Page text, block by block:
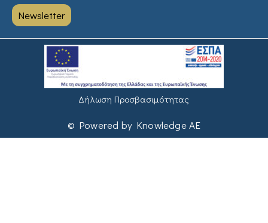
Newsletter
Δήλωση Προσβασιμότητας
© Powered by Knowledge AE